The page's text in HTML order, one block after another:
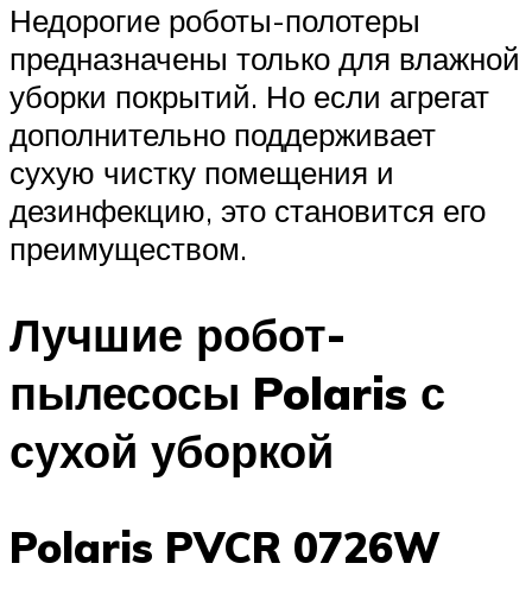
Недорогие роботы-полотеры
предназначены только для влажной
уборки покрытий. Но если агрегат
дополнительно поддерживает
сухую чистку помещения и
дезинфекцию, это становится его
преимуществом.
Лучшие робот-
пылесосы Polaris с
сухой уборкой
Polaris PVCR 0726W